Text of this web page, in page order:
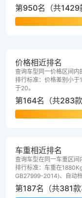
第950名（共1429
价格相近排名
查询车型同一价格区间内
排行标准：价格差别小于
于20。
第164名（共283款
车重相近排名
查询车型在同一车重区间
排行标准：车重在
GB27999-2014)、自动
第187名（共381款